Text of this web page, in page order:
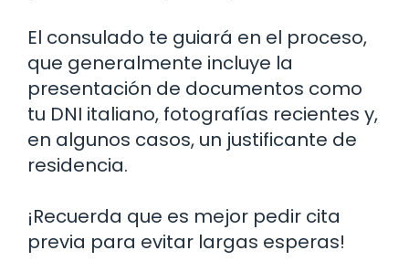
El consulado te guiará en el proceso,
que generalmente incluye la
presentación de documentos como
tu DNI italiano, fotografías recientes y,
en algunos casos, un justificante de
residencia.
¡Recuerda que es mejor pedir cita
previa para evitar largas esperas!